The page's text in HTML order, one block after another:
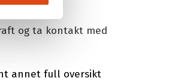
og ta kontakt med
annet full oversikt